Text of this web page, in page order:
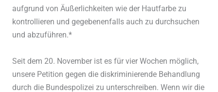
aufgrund von Äußerlichkeiten wie der Hautfarbe zu
kontrollieren und gegebenenfalls auch zu durchsuchen
und abzuführen.*
Seit dem 20. November ist es für vier Wochen möglich,
unsere Petition gegen die diskriminierende Behandlung
durch die Bundespolizei zu unterschreiben. Wenn wir die